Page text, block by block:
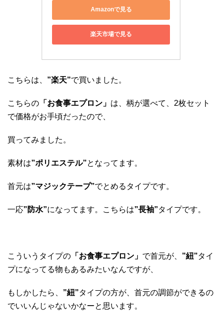
Amazonで見る
楽天市場で見る
こちらは、 ”楽天”で買いました。
こちらの 「お食事エプロン」 は、柄が選べて、2枚セット
で価格がお手頃だったので、
買ってみました。
素材は”ポリエステル”となってます。
首元は”マジックテープ”でとめるタイプです。
一応”防水”になってます。こちらは”長袖”タイプです。
こういうタイプの 「お食事エプロン」 で首元が、 ”紐”タイ
プになってる物もあるみたいなんですが、
もしかしたら、 ”紐”タイプの方が、首元の調節ができるの
でいいんじゃないかなーと思います。